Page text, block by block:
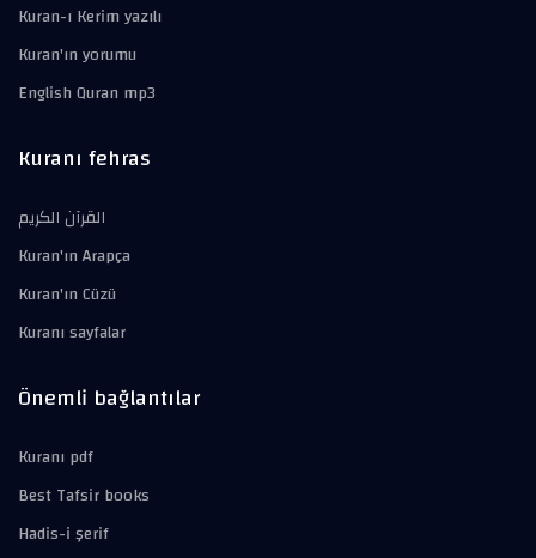
Kuran-ı Kerim yazılı
Kuran'ın yorumu
English Quran mp3
Kuranı fehras
القرآن الكريم
Kuran'ın Arapça
Kuran'ın Cüzü
Kuranı sayfalar
Önemli bağlantılar
Kuranı pdf
Best Tafsir books
Hadis-i şerif